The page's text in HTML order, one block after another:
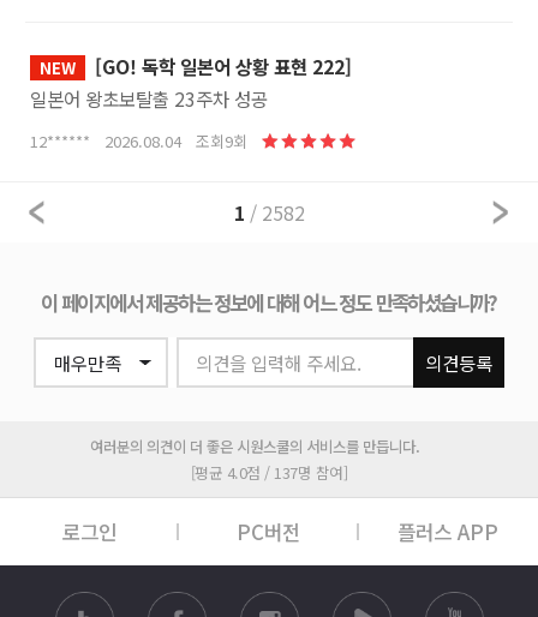
NEW
[GO! 독학 일본어 상황 표현 222]
일본어 왕초보탈출 23주차 성공
12****** 2026.08.04 조회9회
1 / 2582
이 페이지에서 제공하는 정보에 대해 어느 정도 만족하셨습니까?
의견을 입력해 주세요. 의견등록
여러분의 의견이 더 좋은 시원스쿨의 서비스를 만듭니다.
[평균 4.0점 / 137명 참여]
로그인 PC버전 플러스 APP